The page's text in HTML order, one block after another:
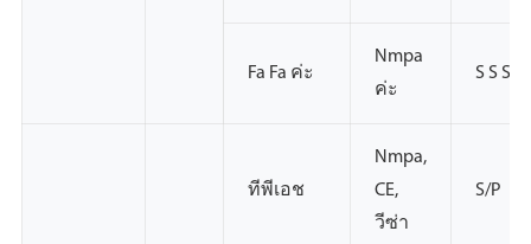
Fa Fa ค่ะ
Nmpa
ค่ะ
S S S
ทีพีเอช
Nmpa,
CE,
วีซ่า
S/P